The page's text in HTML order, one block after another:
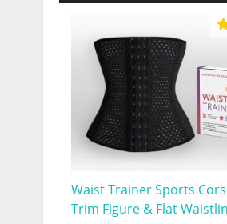
Waist Trainer Sports
Trim Figure & Flat